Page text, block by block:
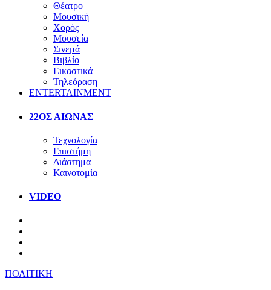
Θέατρο
Μουσική
Χορός
Μουσεία
Σινεμά
Βιβλίο
Εικαστικά
Τηλεόραση
ENTERTAINMENT
22ΟΣ ΑΙΩΝΑΣ
Τεχνολογία
Επιστήμη
Διάστημα
Καινοτομία
VIDEO
ΠΟΛΙΤΙΚΗ